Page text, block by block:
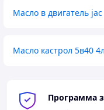
Масло в двигатель jac
Масло кастрол 5в40 4л
Программа